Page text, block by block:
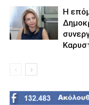
Η